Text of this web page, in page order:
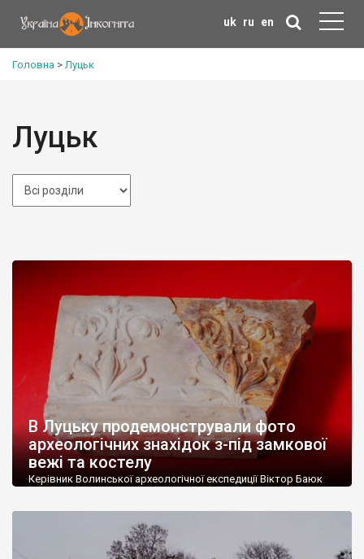
uk ru en
Головна >Луцьк
Луцьк
В Луцьку продемонстрували фото
археологічних знахідок з-під замкової
вежі та костелу
Керівник Волинської археологічної експедиції Віктор Баюк
декорів каміни доби пізнього бароко. Їх було знайдено під час
розкопок 2020-2021 рр. нововідкритих підземель вежі
Чорторийських та Колегіуму єзуїтів у Луцьку. «Роботи
виконано Охоронною археологічною службою України